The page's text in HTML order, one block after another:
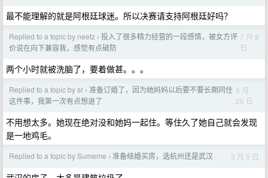
最不能理解的就是阿根廷球迷。所以决赛请支持阿根廷好吗？
Replied to a topic by neetz › 投入了很多精力经营的一段感情，被女方评
价说在向下兼容我，感觉有点破防
7 月 8
日
两个小时就被洗脑了，要着做甚。。。
Replied to a topic by sr › 准备订婚了，因为她妈妈以后要不要长期同住
这件事，我第一次有点想退了
6 月
26 日
不用想太多。她现在绝对没和她妈一起住。等住久了她自己就会发现
是一地鸡毛。
Replied to a topic by Sumeme › 准备结婚买房，选杭州还是武汉 3 月 5 日